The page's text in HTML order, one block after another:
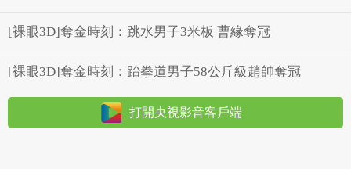
[裸眼3D]奪金時刻：跳水男子3米板 曹緣奪冠
[裸眼3D]奪金時刻：跆拳道男子58公斤級趙帥奪冠
打開央視影音客戶端